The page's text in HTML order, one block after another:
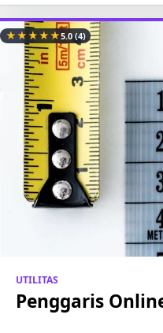
★★★★★5.0(4)
UTILITAS
Penggaris